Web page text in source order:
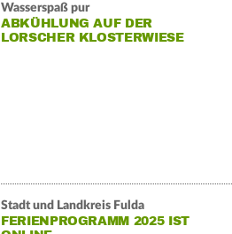
Wasserspaß pur
ABKÜHLUNG AUF DER
LORSCHER KLOSTERWIESE
Stadt und Landkreis Fulda
FERIENPROGRAMM 2025 IST